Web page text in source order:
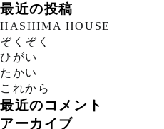
最近の投稿
HASHIMA HOUSE
ぞくぞく
ひがい
たかい
これから
最近のコメント
アーカイブ